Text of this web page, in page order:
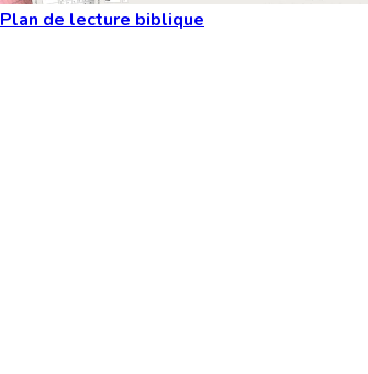
Plan de lecture biblique